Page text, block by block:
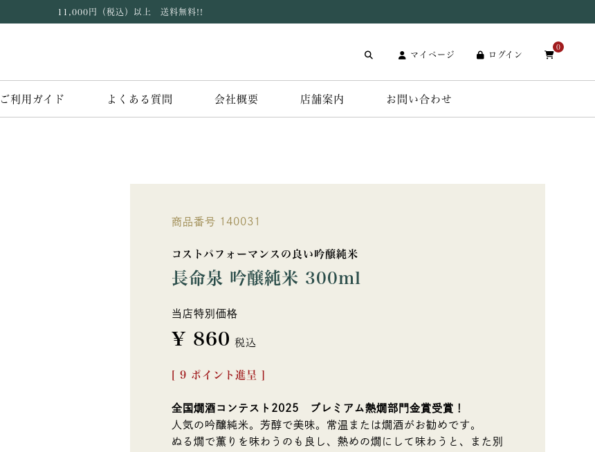
11,000円（税込）以上 送料無料!!
マイページ ログイン
0
ご利用ガイド よくある質問 会社概要 店舗案内 お問い合わせ
商品番号 140031
コストパフォーマンスの良い吟醸純米
長命泉 吟醸純米 300ml
当店特別価格
¥ 860 税込
9 ポイント進呈 ]
全国燗酒コンテスト2025 プレミアム熱燗部門金賞受賞！
人気の吟醸純米。芳醇で美味。常温または燗酒がお勧めです。
ぬる燗で薫りを味わうのも良し、熱めの燗にして味わうと、また別